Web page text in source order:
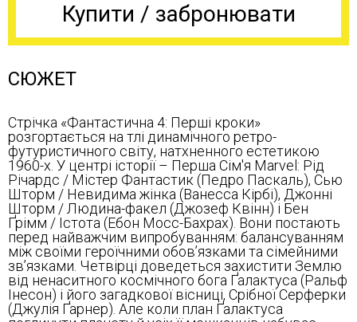
Купити / забронювати
СЮЖЕТ
Стрічка «Фантастична 4: Перші кроки»
розгортається на тлі динамічного ретро-
футуристичного світу, натхненного естетикою
1960-х. У центрі історії – Перша Сім'я Marvel: Рід
Річардс / Містер Фантастик (Педро Паскаль), Сью
Шторм / Невидима жінка (Ванесса Кірбі), Джонні
Шторм / Людина-факел (Джозеф Квінн) і Бен
Ґрімм / Істота (Ебон Мосс-Бахрах). Вони постають
перед найважчим випробуванням: балансуванням
між своїми героїчними обов’язками та сімейними
зв’язками. Четвірці доведеться захистити Землю
від ненаситного космічного бога Ґалактуса (Ральф
Інесон) і його загадкової вісниці, Срібної Серферки
(Джулія Ґарнер). Але коли план Ґалактуса